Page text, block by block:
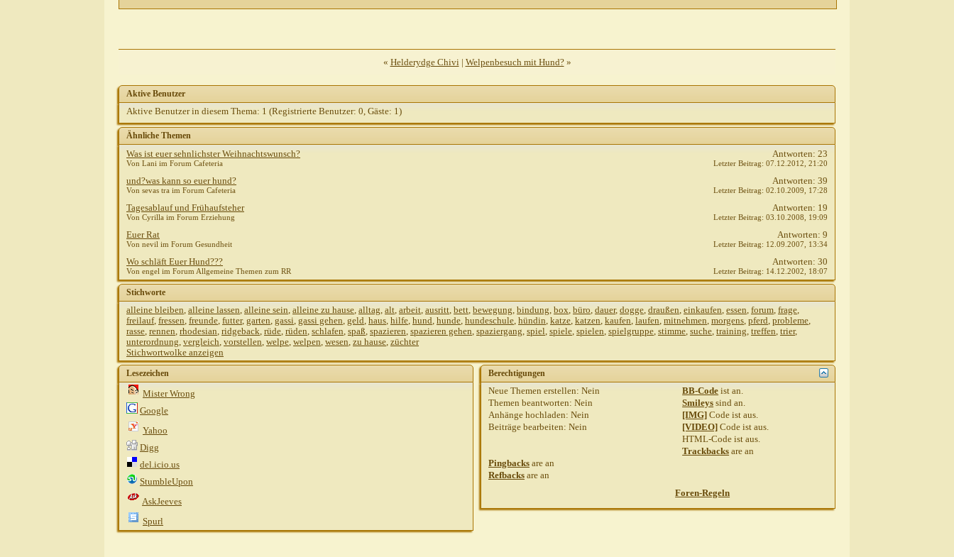
« Helderydge Chivi| Welpenbesuch mit Hund? »
Aktive Benutzer
Aktive Benutzer in diesem Thema: 1 (Registrierte Benutzer: 0, Gäste: 1)
Ähnliche Themen
Was ist euer sehnlichster Weihnachtswunsch?
Von Lani im Forum Cafeteria
Antworten: 23
Letzter Beitrag: 07.12.2012, 21:20
und?was kann so euer hund?
Von sevas tra im Forum Cafeteria
Antworten: 39
Letzter Beitrag: 02.10.2009, 17:28
Tagesablauf und Frühaufsteher
Von Cyrilla im Forum Erziehung
Antworten: 19
Letzter Beitrag: 03.10.2008, 19:09
Euer Rat
Von nevil im Forum Gesundheit
Antworten: 9
Letzter Beitrag: 12.09.2007, 13:34
Wo schläft Euer Hund???
Von engel im Forum Allgemeine Themen zum RR
Antworten: 30
Letzter Beitrag: 14.12.2002, 18:07
Stichworte
alleine bleiben, alleine lassen, alleine sein, alleine zu hause, alltag, alt, arbeit, ausritt, bett, bewegung, bindung, box, büro, dauer, dogge, draußen, einkaufen, essen, forum, frage,
freilauf, fressen, freunde, futter, garten, gassi, gassi gehen, geld, haus, hilfe, hund, hunde, hundeschule, hündin, katze, katzen, kaufen, laufen, mitnehmen, morgens, pferd, probleme,
rasse, rennen, rhodesian, ridgeback, rüde, rüden, schlafen, spaß, spazieren, spazieren gehen, spaziergang, spiel, spiele, spielen, spielgruppe, stimme, suche, training, treffen, trier,
unterordnung, vergleich, vorstellen, welpe, welpen, wesen, zu hause, züchter
Stichwortwolke anzeigen
Lesezeichen
Mister Wrong
Google
Yahoo
Digg
del.icio.us
StumbleUpon
AskJeeves
Spurl
Berechtigungen
Neue Themen erstellen:Nein
Themen beantworten:Nein
Anhänge hochladen:Nein
Beiträge bearbeiten:Nein
BB-Code istan.
Smileys sindan.
[IMG] Code istaus.
[VIDEO] Code istaus.
HTML-Code istaus.
Trackbacks arean
Pingbacks arean
Refbacks arean
Foren-Regeln